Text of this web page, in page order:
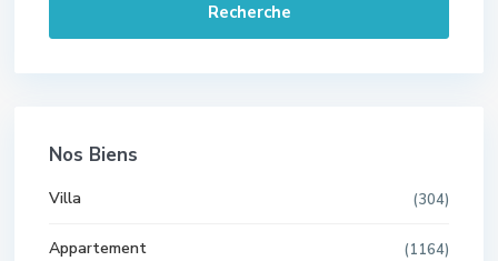
Recherche
Nos Biens
Villa (304)
Appartement (1164)